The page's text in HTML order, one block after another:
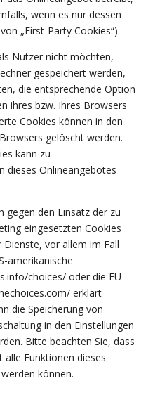
wenn es nur dessen
„First-Party Cookies“).
Nutzer nicht möchten,
gespeichert werden,
die entsprechende Option
ihres bzw. Ihres Browsers
Cookies können in den
gelöscht werden.
kann zu
dieses Onlineangebotes
gegen den Einsatz der zu
eingesetzten Cookies
Dienste, vor allem im Fall
amerikanische
choices/ oder die EU-
erklärt
die Speicherung von
in den Einstellungen
Bitte beachten Sie, dass
alle Funktionen dieses
können.